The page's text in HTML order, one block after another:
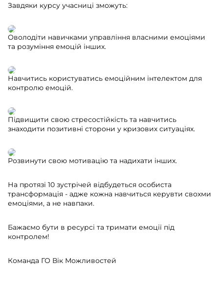
Завдяки курсу учасниці зможуть:
Оволодіти навичками управління власними емоціями
та розуміння емоцій інших.
Навчитись користуватись емоційним інтелектом для
контролю емоцій.
Підвищити свою стресостійкість та навчитись
знаходити позитивні сторони у кризових ситуаціях.
Розвинути свою мотивацію та надихати інших.
На протязі 10 зустрічей відбудеться особиста
трансформація - адже кожна навчиться керувти свохми
емоціями, а не навпаки.
Бажаємо бути в ресурсі та тримати емоції під
контролем!
Команда ГО Вік Можливостей